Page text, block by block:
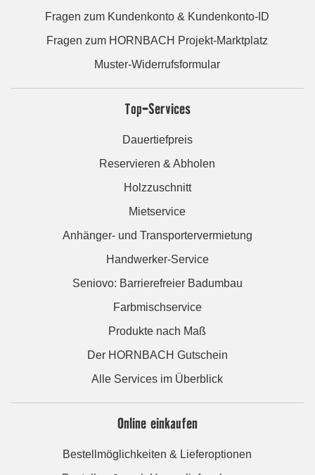
Fragen zum Kundenkonto & Kundenkonto-ID
Fragen zum HORNBACH Projekt-Marktplatz
Muster-Widerrufsformular
Top-Services
Dauertiefpreis
Reservieren & Abholen
Holzzuschnitt
Mietservice
Anhänger- und Transportervermietung
Handwerker-Service
Seniovo: Barrierefreier Badumbau
Farbmischservice
Produkte nach Maß
Der HORNBACH Gutschein
Alle Services im Überblick
Online einkaufen
Bestellmöglichkeiten & Lieferoptionen